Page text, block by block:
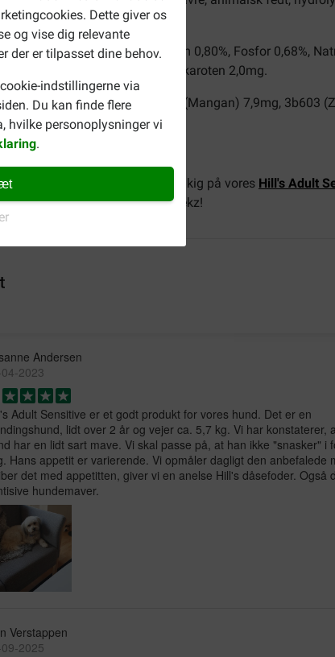
Dette giver os
og vise dig relevante
der er tilpasset dine behov.
indstillingerne via
Du kan finde flere
hvilke personoplysninger vi
.
6 fedtsyrer 3,6%, Kalcium 0,80%, Fosfor 0,68%,
C-vitamin 143mg, Beta-karoten 2,0mg.
3b405 (Kobber) 7,5mg, 3b502 (Mangan) 7,9mg, 3b603
af en større race? Så tag et kig på vores Hill's Adult
afHill's hundefoderhos Brekz!
Andersen
2023
Adult Sensitive er et godt produkt for vores hund. Det er en
lidt over 2 år og vejer ca. 5,7 kg. Vi har konstaterer,
har en lidt sart mave. Vi skal passe på, at han ikke "snasker" i
Hans appetit er varierende. Vi opmåler dagligt den anbefalede
det med appetitten, giver vi en anelse Hill's dåsefoder. Også
hundemaver.
Verstappen
2025